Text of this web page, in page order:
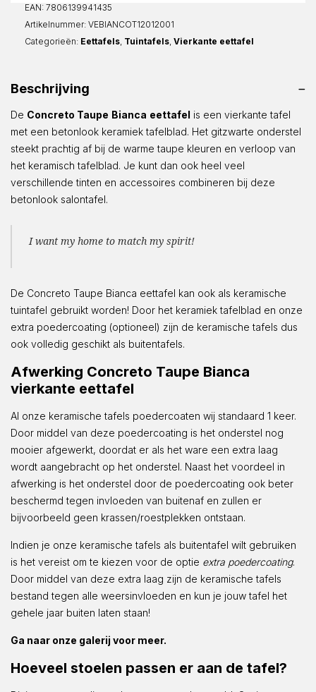
aantal
EAN: 7806139941435
Artikelnummer: VEBIANCOT12012001
Categorieën: Eettafels Tuintafels Vierkante eettafel
Beschrijving
De Concreto Taupe Bianca eettafel is een vierkante tafel
met een betonlook keramiek tafelblad. Het gitzwarte onderstel
steekt prachtig af bij de warme taupe kleuren en verloop van
het keramisch tafelblad. Je kunt dan ook heel veel
verschillende tinten en accessoires combineren bij deze
betonlook salontafel.
I want my home to match my spirit!
De Concreto Taupe Bianca eettafel kan ook als keramische
tuintafel gebruikt worden! Door het keramiek tafelblad en onze
extra poedercoating (optioneel) zijn de keramische tafels dus
ook volledig geschikt als buitentafels.
Afwerking Concreto Taupe Bianca
vierkante eettafel
Al onze keramische tafels poedercoaten wij standaard 1 keer.
Door middel van deze poedercoating is het onderstel nog
mooier afgewerkt, doordat er als het ware een extra laag
wordt aangebracht op het onderstel. Naast het voordeel in
afwerking is het onderstel door de poedercoating ook beter
beschermd tegen invloeden van buitenaf en zullen er
bijvoorbeeld geen krassen/roestplekken ontstaan.
Indien je onze keramische tafels als buitentafel wilt gebruiken
is het vereist om te kiezen voor de optie extra poedercoating.
Door middel van deze extra laag zijn de keramische tafels
bestand tegen alle weersinvloeden en kun je jouw tafel het
gehele jaar buiten laten staan!
Ga naar onze galerij voor meer.
Hoeveel stoelen passen er aan de tafel?